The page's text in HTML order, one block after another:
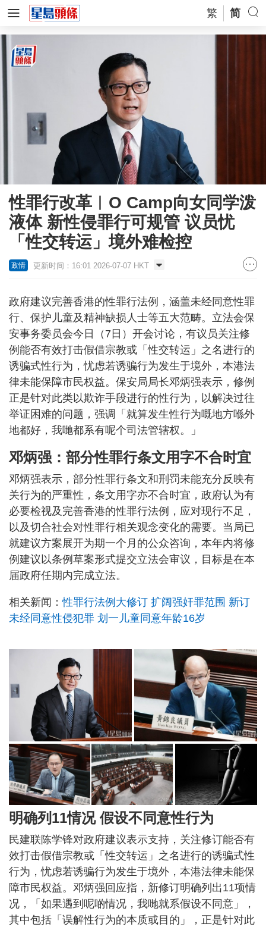
繁 简
性罪行改革︱O Camp向女同学泼
液体 新性侵罪行可规管 议员忧
「性交转运」境外难检控
政情 更新时间：16:01 2026-07-07 HKT
政府建议完善香港的性罪行法例，涵盖未经同意性罪
行、保护儿童及精神缺损人士等五大范畴。立法会保
安事务委员会今日（7日）开会讨论，有议员关注修
例能否有效打击假借宗教或「性交转运」之名进行的
诱骗式性行为，忧虑若诱骗行为发生于境外，本港法
律未能保障市民权益。保安局局长邓炳强表示，修例
正是针对此类以欺诈手段进行的性行为，以解决过往
举证困难的问题，强调「就算发生性行为嘅地方喺外
地都好，我哋都系有呢个司法管辖权。」
邓炳强：部分性罪行条文用字不合时宜
邓炳强表示，部分性罪行条文和刑罚未能充分反映有
关行为的严重性，条文用字亦不合时宜，政府认为有
必要检视及完善香港的性罪行法例，应对现行不足，
以及切合社会对性罪行相关观念变化的需要。当局已
就建议方案展开为期一个月的公众咨询，本年内将修
例建议以条例草案形式提交立法会审议，目标是在本
届政府任期内完成立法。
相关新闻：性罪行法例大修订 扩阔强奸罪范围 新订
未经同意性侵犯罪 划一儿童同意年龄16岁
明确列11情况 假设不同意性行为
民建联陈学锋对政府建议表示支持，关注修订能否有
效打击假借宗教或「性交转运」之名进行的诱骗式性
行为，忧虑若诱骗行为发生于境外，本港法律未能保
障市民权益。邓炳强回应指，新修订明确列出11项情
况，「如果遇到呢啲情况，我哋就系假设不同意」，
其中包括「误解性行为的本质或目的」，正是针对此